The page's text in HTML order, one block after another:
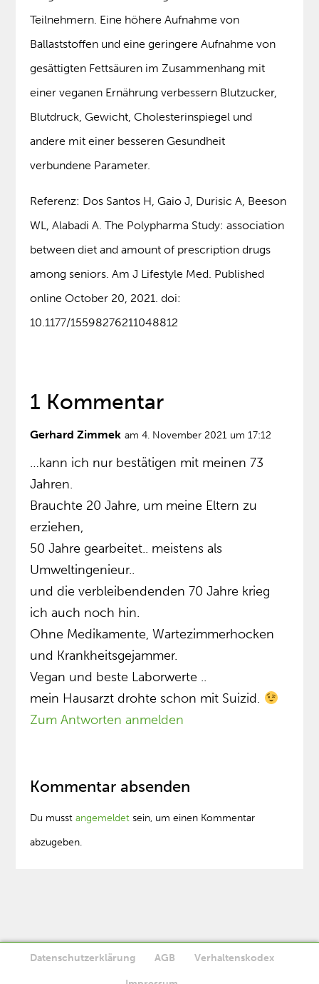
Teilnehmern. Eine höhere Aufnahme von
Ballaststoffen und eine geringere Aufnahme von
gesättigten Fettsäuren im Zusammenhang mit
einer veganen Ernährung verbessern Blutzucker,
Blutdruck, Gewicht, Cholesterinspiegel und
andere mit einer besseren Gesundheit
verbundene Parameter.
Referenz: Dos Santos H, Gaio J, Durisic A, Beeson
WL, Alabadi A. The Polypharma Study: association
between diet and amount of prescription drugs
among seniors. Am J Lifestyle Med. Published
online October 20, 2021. doi:
10.1177/15598276211048812
1 Kommentar
Gerhard Zimmek am 4. November 2021 um 17:12
…kann ich nur bestätigen mit meinen 73
Jahren.
Brauchte 20 Jahre, um meine Eltern zu
erziehen,
50 Jahre gearbeitet.. meistens als
Umweltingenieur..
und die verbleibendenden 70 Jahre krieg
ich auch noch hin.
Ohne Medikamente, Wartezimmerhocken
und Krankheitsgejammer.
Vegan und beste Laborwerte ..
mein Hausarzt drohte schon mit Suizid.
Zum Antworten anmelden
Kommentar absenden
Du musstangemeldet sein, um einen Kommentar
abzugeben.
Datenschutzerklärung AGB Verhaltenskodex